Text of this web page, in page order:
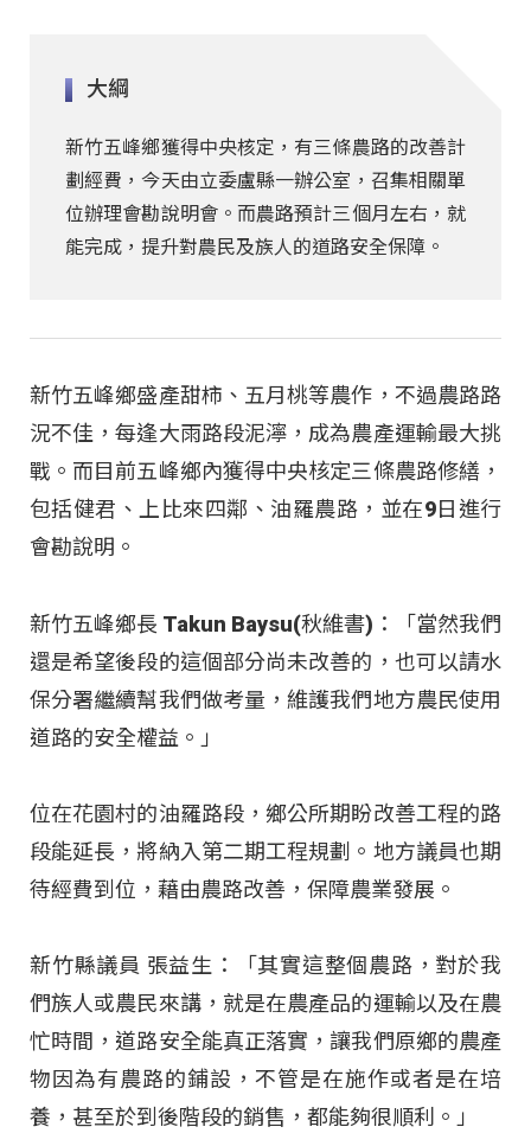
大綱
新竹五峰鄉獲得中央核定，有三條農路的改善計
劃經費，今天由立委盧縣一辦公室，召集相關單
位辦理會勘說明會。而農路預計三個月左右，就
能完成，提升對農民及族人的道路安全保障。
新竹五峰鄉盛產甜柿、五月桃等農作，不過農路路
況不佳，每逢大雨路段泥濘，成為農產運輸最大挑
戰。而目前五峰鄉內獲得中央核定三條農路修繕，
包括健君、上比來四鄰、油羅農路，並在9日進行
會勘說明。
新竹五峰鄉長 Takun Baysu(秋維書)：「當然我們
還是希望後段的這個部分尚未改善的，也可以請水
保分署繼續幫我們做考量，維護我們地方農民使用
道路的安全權益。」
位在花園村的油羅路段，鄉公所期盼改善工程的路
段能延長，將納入第二期工程規劃。地方議員也期
待經費到位，藉由農路改善，保障農業發展。
新竹縣議員 張益生：「其實這整個農路，對於我
們族人或農民來講，就是在農產品的運輸以及在農
忙時間，道路安全能真正落實，讓我們原鄉的農產
物因為有農路的鋪設，不管是在施作或者是在培
養，甚至於到後階段的銷售，都能夠很順利。」